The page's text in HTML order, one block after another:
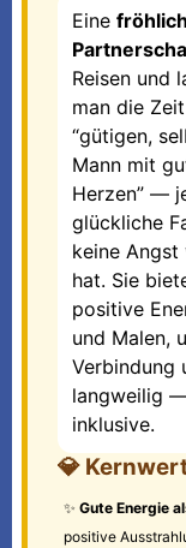
Eine
Reisen und
man die
“gütigen,
Mann mit
Herzen” —
glückliche
keine Angst
hat. Sie
positive
und Malen,
Verbindung
langweilig
inklusive.
💎
✨ Gute Energie
positive